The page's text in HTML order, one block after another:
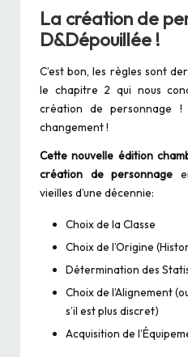
La création de
D&Dépouillée !
C’est bon, les règles sont
le chapitre 2 qui nous
création de personnage
changement !
Cette nouvelle édition
création de personnage
vieilles d’une décennie:
Choix de la Classe
Choix de l’Origine
Détermination des
Choix de l’Alignement
s’il est plus discret)
Acquisition de